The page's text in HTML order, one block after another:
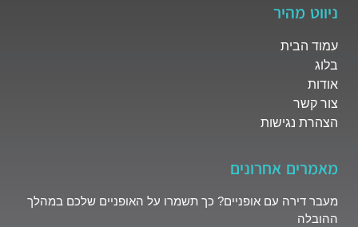
ניווט מהיר
עמוד הבית
בלוג
אודות
צור קשר
הצהרת נגישות
מאמרים אחרונים
מעבר דירה עם אופניים? כך תשמרו על האופניים שלכם במהלך
ההובלה